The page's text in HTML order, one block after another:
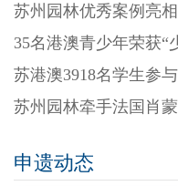
苏州园林优秀案例亮
35名港澳青少年荣获“
苏州园林牵手法国肖
申遗动态